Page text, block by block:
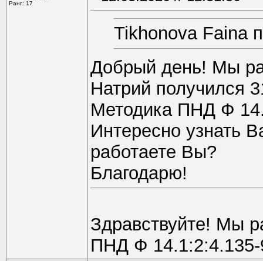
Ранг: 17
Tikhonova Faina
Добрый день! Мы
Натрий получился
Методика ПНД Ф
Интересно узнать
работаете Вы?
Благодарю!
Здравствуйте! Мы
ПНД Ф 14.1:2:4.135-